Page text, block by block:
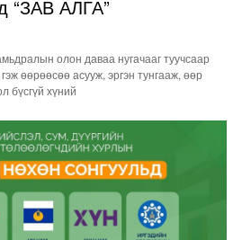
“ЗАВ АЛГА”
олон даваа нугачааг туучсаар
өөрөөсөө асууж, эргэн тунгааж, өөр
бүсгүй хүний